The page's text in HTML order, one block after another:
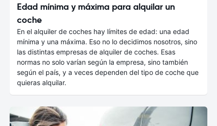
Edad mínima y máxima para alquilar un
coche
En el alquiler de coches hay límites de edad: una edad
mínima y una máxima. Eso no lo decidimos nosotros, sino
las distintas empresas de alquiler de coches. Esas
normas no solo varían según la empresa, sino también
según el país, y a veces dependen del tipo de coche que
quieras alquilar.